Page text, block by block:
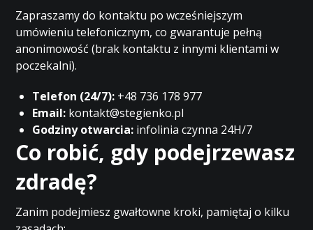
Zapraszamy do kontaktu po wcześniejszym
umówieniu telefonicznym, co gwarantuje pełną
anonimowość (brak kontaktu z innymi klientami w
poczekalni).
Telefon (24/7): +48 736 178 977
Email: kontakt@stegienko.pl
Godziny otwarcia: infolinia czynna 24H/7
Co robić, gdy podejrzewasz
zdradę?
Zanim podejmiesz gwałtowne kroki, pamiętaj o kilku